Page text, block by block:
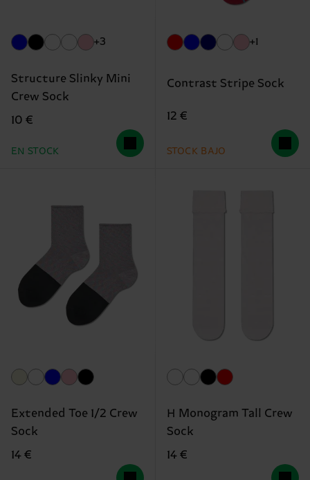
+3
Structure Slinky Mini
Crew Sock
10 €
EN STOCK
+1
Contrast Stripe Sock
12 €
STOCK BAJO
Extended Toe 1/2 Crew
Sock
14 €
H Monogram Tall Crew
Sock
14 €